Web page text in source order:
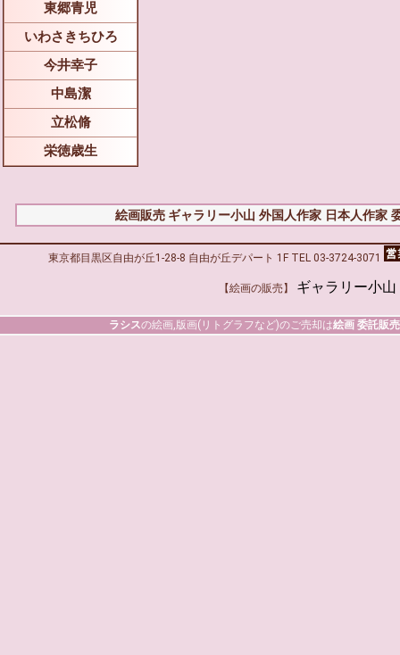
東郷青児
いわさきちひろ
今井幸子
中島潔
立松脩
栄徳歳生
絵画販売 ギャラリー小山 外国人作家 日本人作家
東京都目黒区自由が丘1-28-8 自由が丘デパート 1F TEL 03-3724-3071
【絵画の販売】 ギャラリー小山
ラシスの絵画,版画(リトグラフなど)のご売却は絵画 委託販売